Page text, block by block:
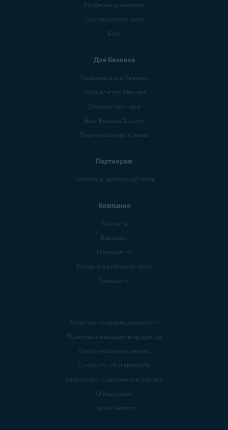
Конфиденциальность
Производительность
Блог
Для бизнеса
Поддержка для бизнеса
Продукты для бизнеса
Деловые партнеры
Блог Business Security
Партнерская программа
Партнерам
Операторы мобильной связи
Компания
Контакты
Вакансии
Пресс-центр
Доверие в цифровом мире
Технология
Политика конфиденциальности
Политика в отношении продуктов
Юридические документы
Сообщить об уязвимости
Заявление о современном рабстве
О подписках
Cookie Settings